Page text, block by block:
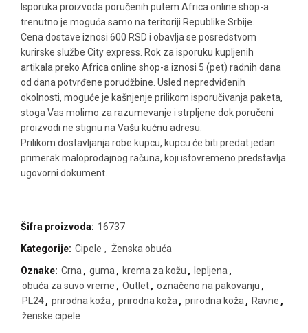
Isporuka proizvoda poručenih putem Africa online shop-a
trenutno je moguća samo na teritoriji Republike Srbije.
Cena dostave iznosi 600 RSD i obavlja se posredstvom
kurirske službe City express. Rok za isporuku kupljenih
artikala preko Africa online shop-a iznosi 5 (pet) radnih dana
od dana potvrđene porudžbine. Usled nepredviđenih
okolnosti, moguće je kašnjenje prilikom isporučivanja paketa,
stoga Vas molimo za razumevanje i strpljene dok poručeni
proizvodi ne stignu na Vašu kućnu adresu.
Prilikom dostavljanja robe kupcu, kupcu će biti predat jedan
primerak maloprodajnog računa, koji istovremeno predstavlja
ugovorni dokument.
Šifra proizvoda: 16737
Kategorije: Cipele , Ženska obuća
Oznake: Crna , guma , krema za kožu , lepljena ,
obuća za suvo vreme , Outlet, označeno na pakovanju ,
PL24, prirodna koža , prirodna koža , prirodna koža , Ravne ,
ženske cipele